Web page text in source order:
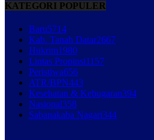
KATEGORI POPULER
Baru5714
Kab. Tanah Datar2667
Hukrim1980
Lintas Propinsi1157
Peristiwa656
ATR/BPN443
Kesehatan & Kebugaran394
Nasional358
Sabanakaba Nagari344